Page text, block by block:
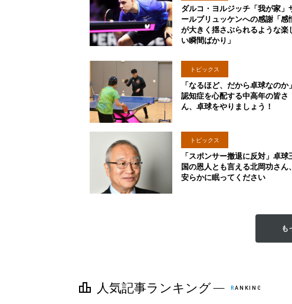
ダルコ・ヨルジッチ「我が家」
ールブリュッケンへの感謝「感
が大きく揺さぶられるような楽
い瞬間ばかり」
トピックス
「なるほど、だから卓球なのか」
認知症を心配する中高年の皆さ
ん、卓球をやりましょう！
トピックス
「スポンサー撤退に反対」卓球
国の恩人とも言える北岡功さん、
安らかに眠ってください
も